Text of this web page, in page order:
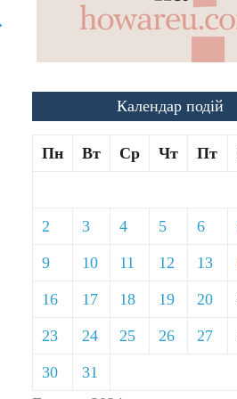
Календар подій
Пн Вт Ср Чт Пт
2 3 4 5 6
9 10 11 12 13
16 17 18 19 20
23 24 25 26 27
30 31